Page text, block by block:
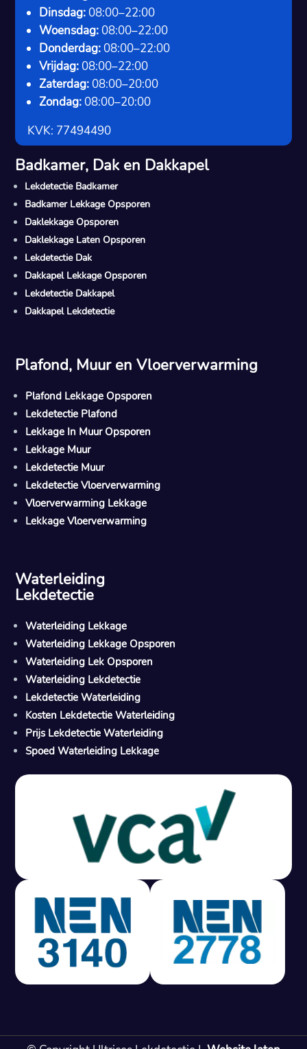
M
Gratis offerte in 24 uur
Geen lekkage? Geen betaling.
Vast tarief van € 395,- exc btw.
Rapport binnen 3 werkdagen.
100% RIsicovrij.
Vaak vergoed door verzekeraar.
Dinsdag: 08:00–22:00
Woensdag: 08:00–22:00
Donderdag: 08:00–22:00
Vrijdag: 08:00–22:00
Zaterdag: 08:00–20:00
Zondag: 08:00–20:00
KVK: 77494490
Badkamer, Dak en Dakkapel
Lekdetectie Badkamer
Badkamer Lekkage Opsporen
Daklekkage Opsporen
Daklekkage Laten Opsporen
Lekdetectie Dak
Dakkapel Lekkage Opsporen
Lekdetectie Dakkapel
Dakkapel Lekdetectie
Plafond, Muur en Vloerverwarming
Plafond Lekkage Opsporen
Lekdetectie Plafond
Lekkage In Muur Opsporen
Lekkage Muur
Lekdetectie Muur
Lekdetectie Vloerverwarming
Vloerverwarming Lekkage
Lekkage Vloerverwarming
Waterleiding
Lekdetectie
Waterleiding Lekkage
Waterleiding Lekkage Opsporen
Waterleiding Lek Opsporen
Waterleiding Lekdetectie
Lekdetectie Waterleiding
Kosten Lekdetectie Waterleiding
Prijs Lekdetectie Waterleiding
Spoed Waterleiding Lekkage